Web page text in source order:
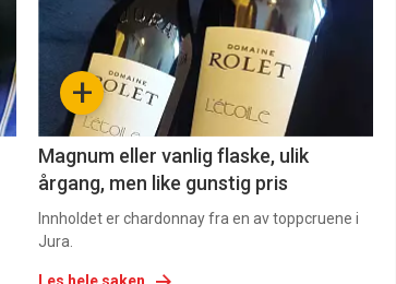
nå
+
Magnum eller vanlig flaske, ulik
årgang, men like gunstig pris
Innholdet er chardonnay fra en av toppcruene i
Jura.